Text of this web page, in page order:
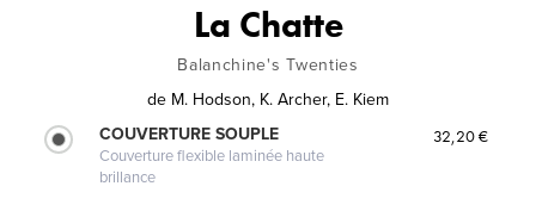
La Chatte
Balanchine's Twenties
de M. Hodson, K. Archer, E. Kiem
COUVERTURE SOUPLE
Couverture flexible laminée haute
brillance
32,20 €